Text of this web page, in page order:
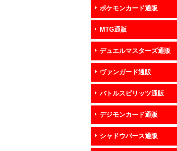
ポケモンカード通販
MTG通販
デュエルマスターズ通販
ヴァンガード通販
バトルスピリッツ通販
デジモンカード通販
シャドウバース通販